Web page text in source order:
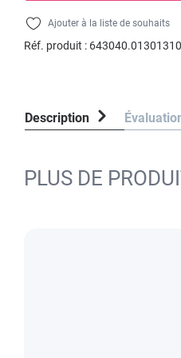
Ajouter à la liste de souhaits
Réf. produit : 643040.01301310
Description
PLUS DE